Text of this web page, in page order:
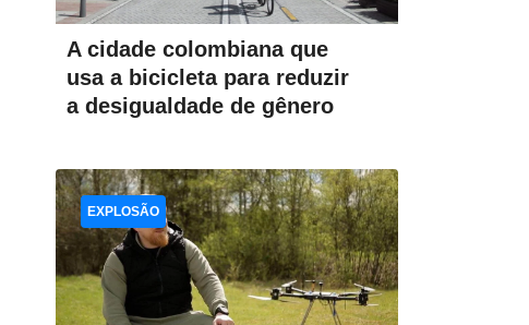
A cidade colombiana que
usa a bicicleta para reduzir
a desigualdade de gênero
EXPLOSÃO